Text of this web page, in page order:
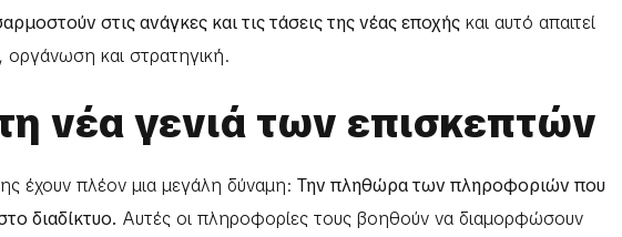
στις ανάγκες και τις τάσεις της νέας εποχής και αυτό απαιτεί
οργάνωση και στρατηγική.
νέα γενιά των επισκεπτών
έχουν πλέον μια μεγάλη δύναμη: Την πληθώρα των πληροφοριών που
διαδίκτυο. Αυτές οι πληροφορίες τους βοηθούν να διαμορφώσουν